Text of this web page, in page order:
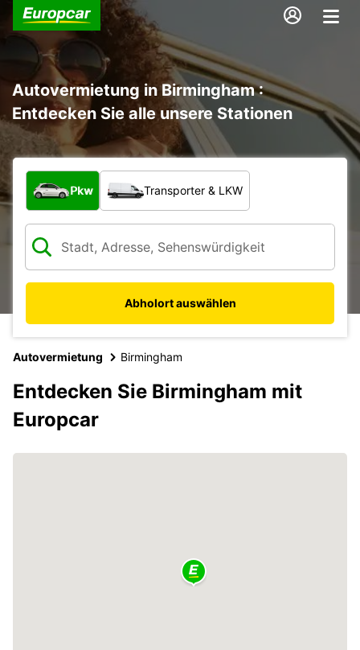
Autovermietung in Birmingham :
Entdecken Sie alle unsere Stationen
Welche Art von Fahrzeug?
Pkw Transporter & LKW
Abholort auswählen
Autovermietung Birmingham
Entdecken Sie Birmingham mit
Europcar